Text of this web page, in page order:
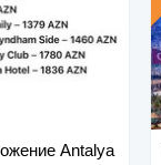
Antalya